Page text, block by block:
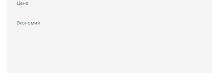
Цена
Экономия